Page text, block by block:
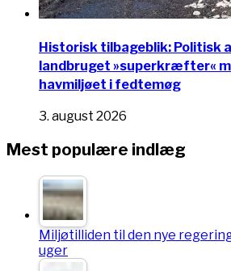
Historisk tilbageblik: Politisk
landbruget »superkræfter«
havmiljøet i fedtemøg
3. august 2026
Mest populære indlæg
Miljøtilliden til den nye
uger